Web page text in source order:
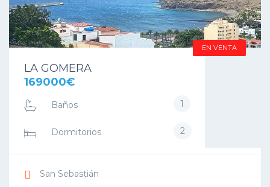
EN VENTA
LA GOMERA
169000€
Baños 1
Dormitorios 2
San Sebastián